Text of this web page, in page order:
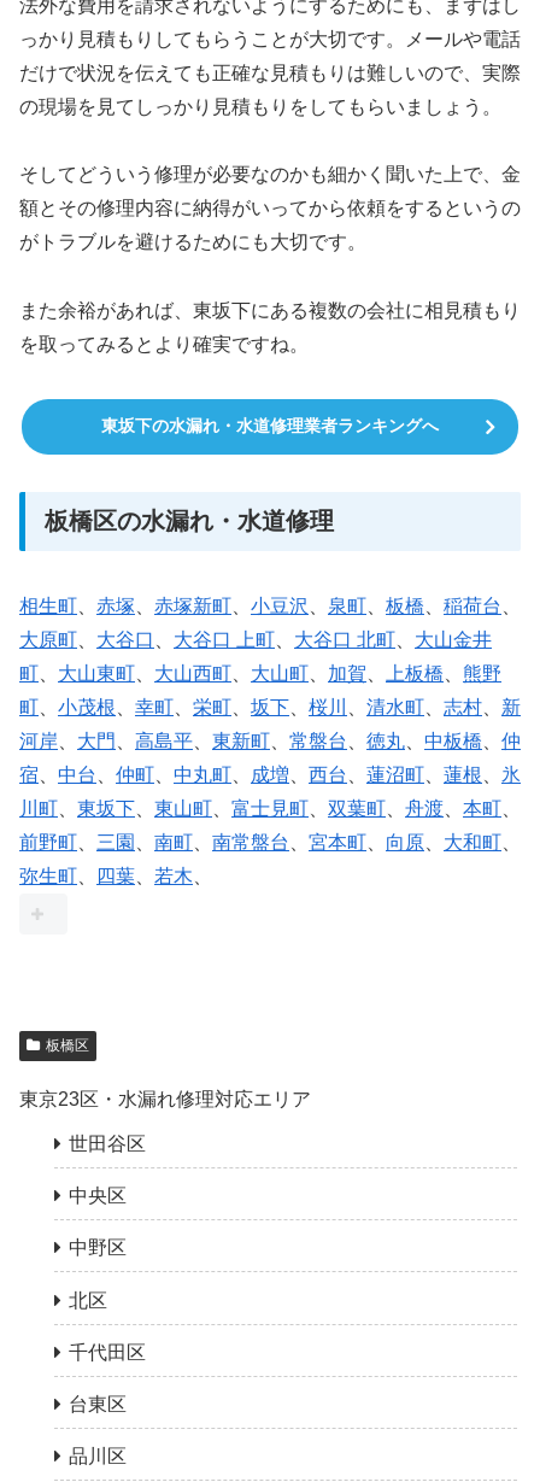
法外な費用を請求されないようにするためにも、まずはし
っかり見積もりしてもらうことが大切です。メールや電話
だけで状況を伝えても正確な見積もりは難しいので、実際
の現場を見てしっかり見積もりをしてもらいましょう。
そしてどういう修理が必要なのかも細かく聞いた上で、金
額とその修理内容に納得がいってから依頼をするというの
がトラブルを避けるためにも大切です。
また余裕があれば、東坂下にある複数の会社に相見積もり
を取ってみるとより確実ですね。
東坂下の水漏れ・水道修理業者ランキングへ
板橋区の水漏れ・水道修理
相生町 赤塚 赤塚新町 小豆沢 泉町 板橋 稲荷台
大原町
大谷口 大谷口 上町 大谷口 北町
大山金井
町
大山東町 大山西町 大山町 加賀 上板橋
熊野
町
小茂根 幸町 栄町 坂下 桜川 清水町 志村
新
河岸
大門 高島平 東新町 常盤台 徳丸 中板橋
仲
宿
中台 仲町 中丸町 成増 西台 蓮沼町 蓮根
氷
川町
東坂下 東山町 富士見町 双葉町 舟渡 本町
前野町
三園 南町 南常盤台 宮本町 向原 大和町
弥生町
四葉 若木
板橋区
東京23区・水漏れ修理対応エリア
世田谷区
中央区
中野区
北区
千代田区
台東区
品川区